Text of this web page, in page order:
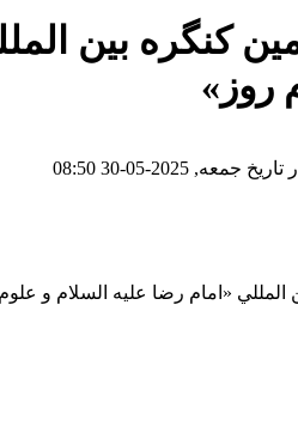
كنگره بين
روز»
المللي «امام رضا علیه السلام و علوم